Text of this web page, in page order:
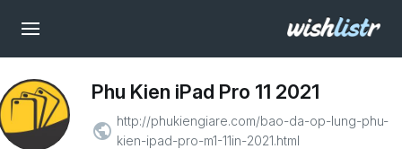
Phu Kien iPad Pro 11 2021
public http://phukiengiare.com/bao-da-op-lung-phu-
kien-ipad-pro-m1-11in-2021.html